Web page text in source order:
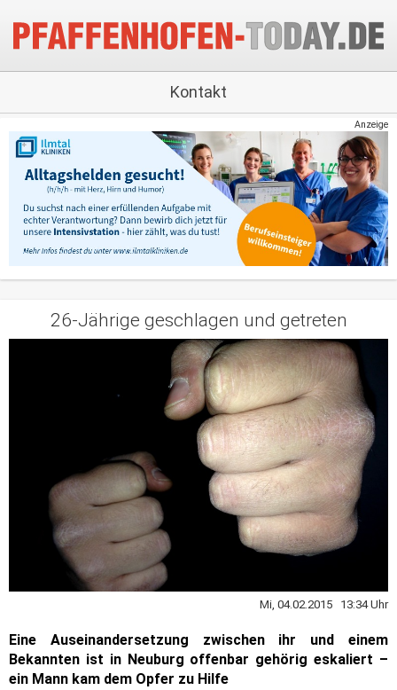
Kontakt
Anzeige
26-Jährige geschlagen und getreten
Mi, 04.02.2015 13:34 Uhr
Eine Auseinandersetzung zwischen ihr und einem
Bekannten ist in Neuburg offenbar gehörig eskaliert –
ein Mann kam dem Opfer zu Hilfe